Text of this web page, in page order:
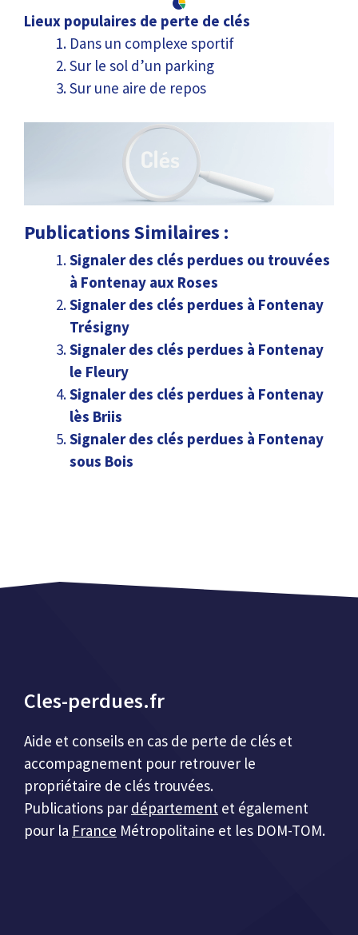
Lieux populaires de perte de clés
Dans un complexe sportif
Sur le sol d’un parking
Sur une aire de repos
Publications Similaires :
Signaler des clés perdues ou trouvées
à Fontenay aux Roses
Signaler des clés perdues à Fontenay
Trésigny
Signaler des clés perdues à Fontenay
le Fleury
Signaler des clés perdues à Fontenay
lès Briis
Signaler des clés perdues à Fontenay
sous Bois
Cles-perdues.fr
Aide et conseils en cas de perte de clés et
accompagnement pour retrouver le
propriétaire de clés trouvées.
Publications par département et également
pour la France Métropolitaine et les DOM-TOM.